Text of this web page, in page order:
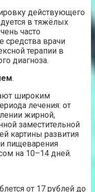
действующего
в тяжёлых
часто
средства врачи
терапии в
диагноза.
.
широким
лечения: от
жирной,
заместительной
картины развития
пищеварения
на 10–14 дней.
от 17 рублей до